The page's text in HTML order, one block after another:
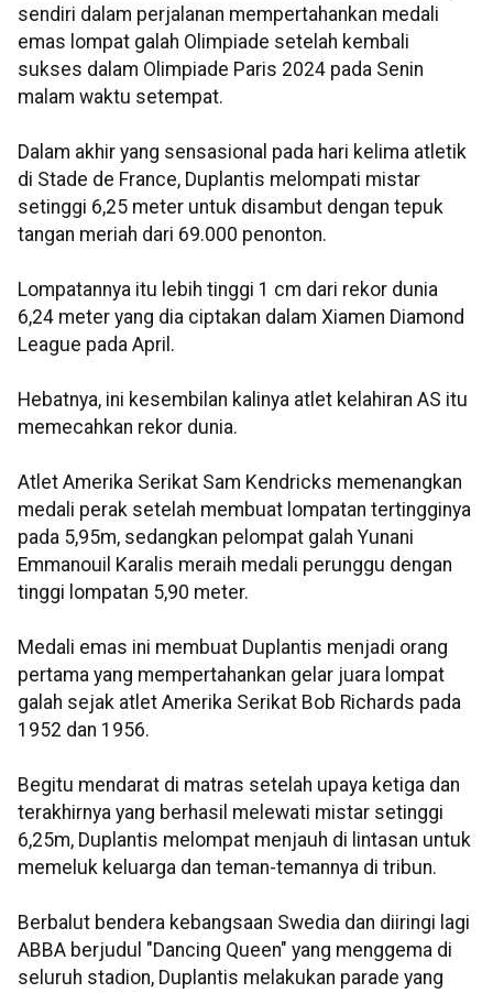
sendiri dalam perjalanan mempertahankan medali
emas lompat galah Olimpiade setelah kembali
sukses dalam Olimpiade Paris 2024 pada Senin
malam waktu setempat.
Dalam akhir yang sensasional pada hari kelima atletik
di Stade de France, Duplantis melompati mistar
setinggi 6,25 meter untuk disambut dengan tepuk
tangan meriah dari 69.000 penonton.
Lompatannya itu lebih tinggi 1 cm dari rekor dunia
6,24 meter yang dia ciptakan dalam Xiamen Diamond
League pada April.
Hebatnya, ini kesembilan kalinya atlet kelahiran AS itu
memecahkan rekor dunia.
Atlet Amerika Serikat Sam Kendricks memenangkan
medali perak setelah membuat lompatan tertingginya
pada 5,95m, sedangkan pelompat galah Yunani
Emmanouil Karalis meraih medali perunggu dengan
tinggi lompatan 5,90 meter.
Medali emas ini membuat Duplantis menjadi orang
pertama yang mempertahankan gelar juara lompat
galah sejak atlet Amerika Serikat Bob Richards pada
1952 dan 1956.
Begitu mendarat di matras setelah upaya ketiga dan
terakhirnya yang berhasil melewati mistar setinggi
6,25m, Duplantis melompat menjauh di lintasan untuk
memeluk keluarga dan teman-temannya di tribun.
Berbalut bendera kebangsaan Swedia dan diiringi lagi
ABBA berjudul "Dancing Queen" yang menggema di
seluruh stadion, Duplantis melakukan parade yang